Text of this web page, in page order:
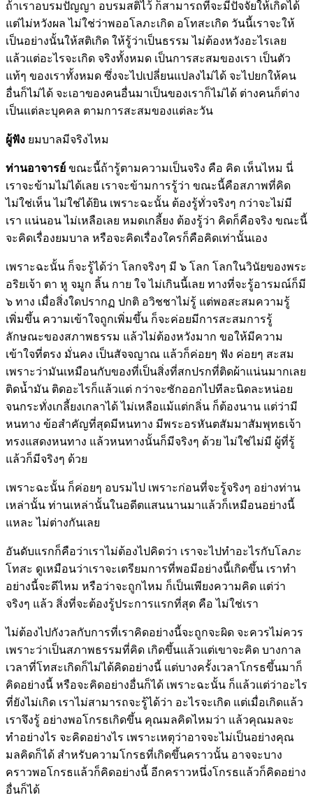
ถ้าเราอบรมปัญญา อบรมสติไว้ ก็สามารถที่จะมีปัจจัยให้เกิดได้
แต่ไม่หวังผล ไม่ใช่ว่าพออโลภะเกิด อโทสะเกิด วันนี้เราจะให้
เป็นอย่างนั้นให้สติเกิด ให้รู้ว่าเป็นธรรม ไม่ต้องหวังอะไรเลย
แล้วแต่อะไรจะเกิด จริงทั้งหมด เป็นการสะสมของเรา เป็นตัว
แท้ๆ ของเราทั้งหมด ซึ่งจะไปเปลี่ยนแปลงไม่ได้ จะไปยกให้คน
อื่นก็ไม่ได้ จะเอาของคนอื่นมาเป็นของเราก็ไม่ได้ ต่างคนก็ต่าง
เป็นแต่ละบุคคล ตามการสะสมของแต่ละวัน
ผู้ฟัง ยมบาลมีจริงไหม
ท่านอาจารย์ ขณะนี้ถ้ารู้ตามความเป็นจริง คือ คิด เห็นไหม นี่
เราจะข้ามไม่ได้เลย เราจะข้ามการรู้ว่า ขณะนี้คือสภาพที่คิด
ไม่ใช่เห็น ไม่ใช่ได้ยิน เพราะฉะนั้น ต้องรู้ทั่วจริงๆ กว่าจะไม่มี
เรา แน่นอน ไม่เหลือเลย หมดเกลี้ยง ต้องรู้ว่า คิดก็คือจริง ขณะนี้
จะคิดเรื่องยมบาล หรือจะคิดเรื่องใครก็คือคิดเท่านั้นเอง
เพราะฉะนั้น ก็จะรู้ได้ว่า โลกจริงๆ มี ๖ โลก โลกในวินัยของพระ
อริยเจ้า ตา หู จมูก ลิ้น กาย ใจ ไม่เกินนี้เลย ทางที่จะรู้อารมณ์ก็มี
๖ ทาง เมื่อสิ่งใดปรากฏ ปกติ อวิชชาไม่รู้ แต่พอสะสมความรู้
เพิ่มขึ้น ความเข้าใจถูกเพิ่มขึ้น ก็จะค่อยมีการสะสมการรู้
ลักษณะของสภาพธรรม แล้วไม่ต้องหวังมาก ขอให้มีความ
เข้าใจที่ตรง มั่นคง เป็นสัจจญาณ แล้วก็ค่อยๆ ฟัง ค่อยๆ สะสม
เพราะว่ามันเหมือนกับของที่เป็นสิ่งที่สกปรกที่ติดผ้าแน่นมากเลย
ติดน้ำมัน ติดอะไรก็แล้วแต่ กว่าจะซักออกไปทีละนิดละหน่อย
จนกระทั่งเกลี้ยงเกลาได้ ไม่เหลือแม้แต่กลิ่น ก็ต้องนาน แต่ว่ามี
หนทาง ข้อสำคัญที่สุดมีหนทาง มีพระอรหันตสัมมาสัมพุทธเจ้า
ทรงแสดงหนทาง แล้วหนทางนั้นก็มีจริงๆ ด้วย ไม่ใช่ไม่มี ผู้ที่รู้
แล้วก็มีจริงๆ ด้วย
เพราะฉะนั้น ก็ค่อยๆ อบรมไป เพราะก่อนที่จะรู้จริงๆ อย่างท่าน
เหล่านั้น ท่านเหล่านั้นในอดีตแสนนานมาแล้วก็เหมือนอย่างนี้
แหละ ไม่ต่างกันเลย
อันดับแรกก็คือว่าเราไม่ต้องไปคิดว่า เราจะไปทำอะไรกับโลภะ
โทสะ ดูเหมือนว่าเราจะเตรียมการที่พอมีอย่างนี้เกิดขึ้น เราทำ
อย่างนี้จะดีไหม หรือว่าจะถูกไหม ก็เป็นเพียงความคิด แต่ว่า
จริงๆ แล้ว สิ่งที่จะต้องรู้ประการแรกที่สุด คือ ไม่ใช่เรา
ไม่ต้องไปกังวลกับการที่เราคิดอย่างนี้จะถูกจะผิด จะควรไม่ควร
เพราะว่าเป็นสภาพธรรมที่คิด เกิดขึ้นแล้วแต่เขาจะคิด บางกาล
เวลาที่โทสะเกิดก็ไม่ได้คิดอย่างนี้ แต่บางครั้งเวลาโกรธขึ้นมาก็
คิดอย่างนี้ หรือจะคิดอย่างอื่นก็ได้ เพราะฉะนั้น ก็แล้วแต่ว่าอะไร
ที่ยังไม่เกิด เราไม่สามารถจะรู้ได้ว่า อะไรจะเกิด แต่เมื่อเกิดแล้ว
เราจึงรู้ อย่างพอโกรธเกิดขึ้น คุณมลคิดไหมว่า แล้วคุณมลจะ
ทำอย่างไร จะคิดอย่างไร เพราะเหตุว่าอาจจะไม่เป็นอย่างคุณ
มลคิดก็ได้ สำหรับความโกรธที่เกิดขึ้นคราวนั้น อาจจะบาง
คราวพอโกรธแล้วก็คิดอย่างนี้ อีกคราวหนึ่งโกรธแล้วก็คิดอย่าง
อื่นก็ได้